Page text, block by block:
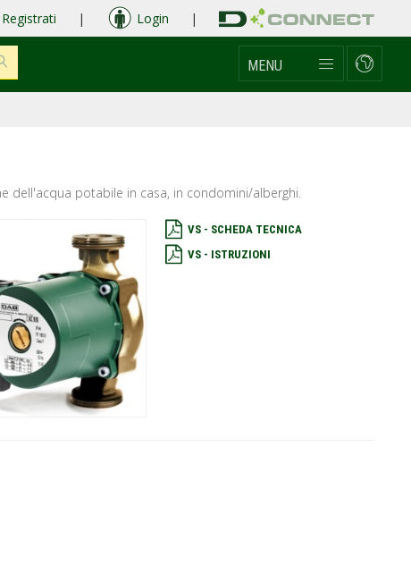
Registrati | Login |
MENU
dell'acqua potabile in casa, in condomini/alberghi.
VS - SCHEDA TECNICA
VS - ISTRUZIONI